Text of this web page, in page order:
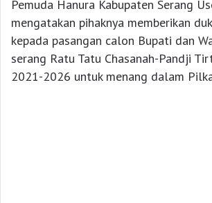
Pemuda Hanura Kabupaten Serang
mengatakan pihaknya memberikan
kepada pasangan calon Bupati dan
serang Ratu Tatu Chasanah-Pandji
2021-2026 untuk menang dalam